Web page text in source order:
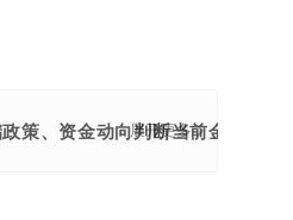
策、资金动向判断当前金价走势。
展开更多